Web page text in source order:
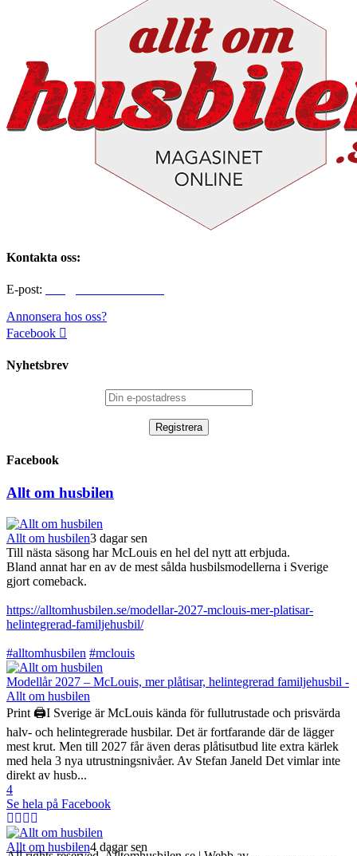
Kontakta oss:
E-post:
Annonsera hos oss?
Facebook
Nyhetsbrev
Facebook
Allt om husbilen
Allt om husbilen3 dagar sen
Till nästa säsong har McLouis en hel del nytt att erbjuda.
Bland annat har en av de mest sålda husbilsmodellerna i Sverige
gjort comeback.
https://alltomhusbilen.se/modellar-2027-mclouis-mer-platisar-
helintegrerad-familjehusbil/
#alltomhusbilen #mclouis
Modellår 2027 – McLouis, mer plåtisar, helintegrerad familjehusbil -
Allt om husbilen
Print 🖨I Sverige är McLouis kända för fullutrustade och prisvärda
halv- och helintegrerade husbilar. Det är fortfarande där de lägger
mest krut. Men till 2027 får även deras plåtisutbud lite extra kärlek
med hela 3 nya utrustningsnivåer. Av Stefan Janeld Det vimlar inte
direkt av husb...
4
Se hela på Facebook
Allt om husbilen4 dagar sen